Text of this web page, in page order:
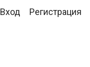
Вход Регистрация